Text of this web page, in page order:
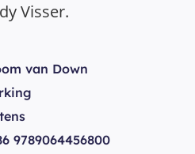
Visser.
van Down
9789064456800